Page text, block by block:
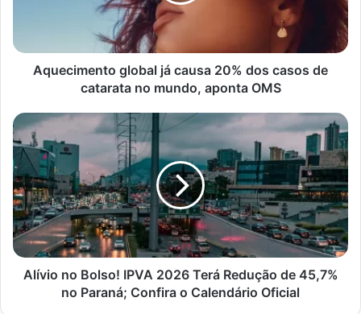
catarata
OMS
Aquecimento global já causa 20% dos casos de
catarata no mundo, aponta OMS
Alívio
no
Bolso!
IPVA
2026
Terá
Redução
de
45,7%
Alívio no Bolso! IPVA 2026 Terá Redução de 45,7%
no Paraná; Confira o Calendário Oficial